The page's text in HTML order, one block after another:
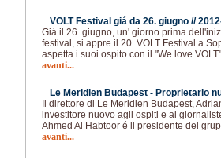
VOLT Festival giá da 26. giugno //
Giá il 26. giugno, un' giorno prima
festival, si appre il 20. VOLT Festival a
aspetta i suoi ospito con il "We love
avanti...
Le Meridien Budapest - Proprietario
Il direttore di Le Meridien Budapest,
investitore nuovo agli ospiti e ai
Ahmed Al Habtoor é il presidente del
avanti...